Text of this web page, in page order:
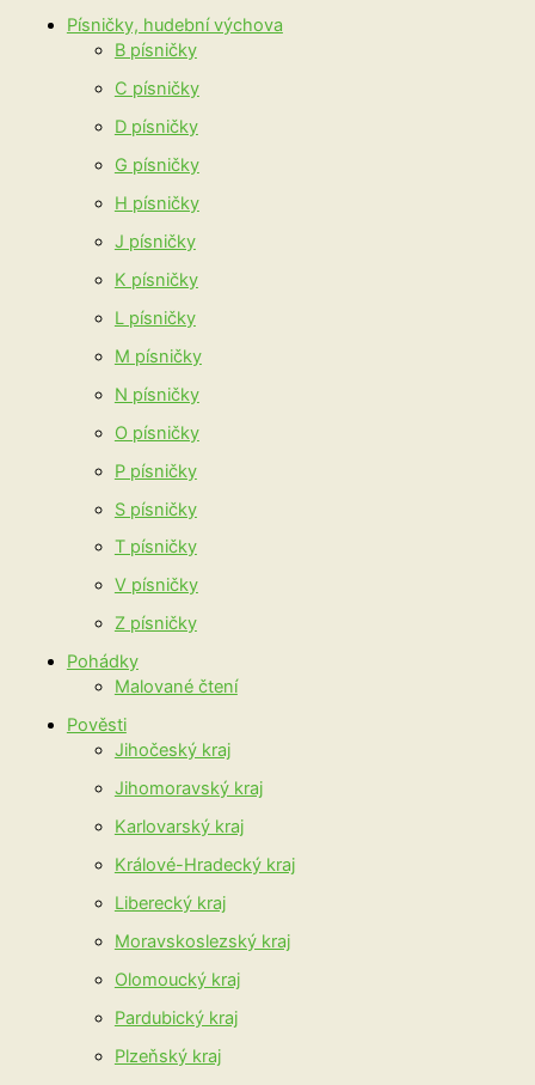
Písničky, hudební výchova
B písničky
C písničky
D písničky
G písničky
H písničky
J písničky
K písničky
L písničky
M písničky
N písničky
O písničky
P písničky
S písničky
T písničky
V písničky
Z písničky
Pohádky
Malované čtení
Pověsti
Jihočeský kraj
Jihomoravský kraj
Karlovarský kraj
Králové-Hradecký kraj
Liberecký kraj
Moravskoslezský kraj
Olomoucký kraj
Pardubický kraj
Plzeňský kraj